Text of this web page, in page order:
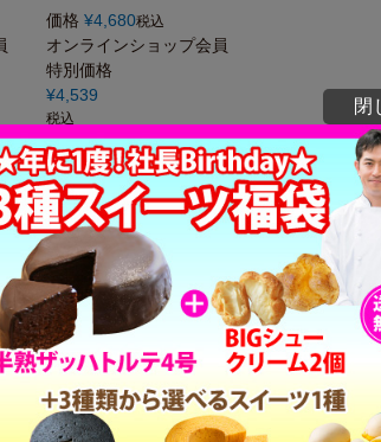
キ
価格 ¥4,680税込
オンラインショップ会員
特別価格
¥4,539
税込
販売期間
2026/01/05 10:00〜
2026/12/10 17:00
お誕生日 ケーキ バースデ
ー ケーキ 記念日 ケーキ
お祝いに♪
苺たっぷりのチーズケーキ
詳細を見る
価格が高い順
閉